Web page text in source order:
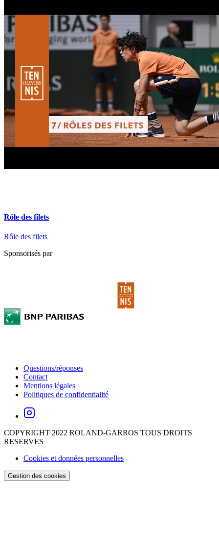
Rôle des filets
Rôle des filets
Sponsorisés par
Questions/réponses
Contact
Mentions légales
Politiques de confidentialité
COPYRIGHT 2022 ROLAND-GARROS TOUS DROITS
RESERVES
Cookies et données personnelles
Gestion des cookies